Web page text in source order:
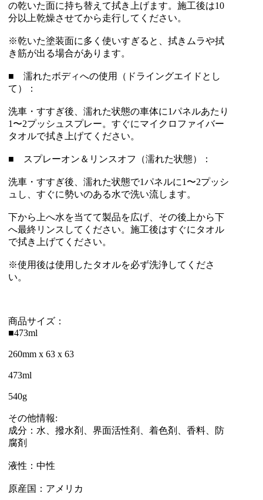
の乾いた面に持ち替えて拭き上げます。施工後は10
分以上乾燥させてから走行してください。
※乾いた塗装面に多く使いすぎると、拭きムラや拭
き筋が出る場合があります。
■ 濡れたボディへの使用（ドライングエイドとし
て）：
洗車・すすぎ後、濡れた状態の車体に1パネルあたり
1〜2プッシュスプレー。すぐにマイクロファイバー
タオルで拭き上げてください。
■ スプレーオン＆リンスオフ（濡れた状態）：
洗車・すすぎ後、濡れた状態で1パネルに1〜2プッシ
ュし、すぐに勢いのある水で洗い流します。
下から上へ水を当てて製品を広げ、その後上から下
へ最終リンスしてください。施工後はすぐにタオル
で拭き上げてください。
※使用後は使用したタオルを必ず洗浄してくださ
い。
商品サイズ：
■473ml
260mm x 63 x 63
473ml
540g
その他情報:
成分：水、撥水剤、界面活性剤、着色剤、香料、防
腐剤
液性：中性
原産国：アメリカ